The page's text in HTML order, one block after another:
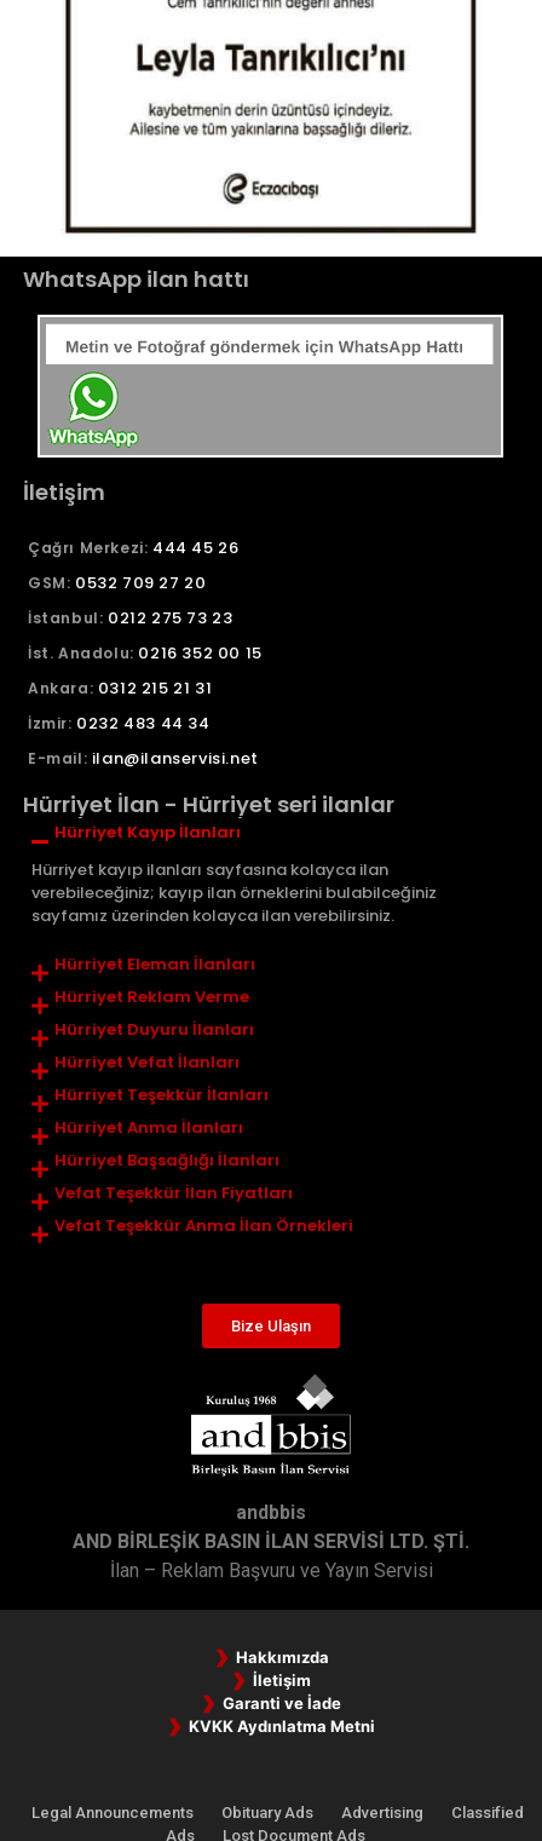
WhatsApp ilan hattı
İletişim
Çağrı Merkezi: 444 45 26
GSM: 0532 709 27 20
İstanbul: 0212 275 73 23
İst. Anadolu: 0216 352 00 15
Ankara: 0312 215 21 31
İzmir: 0232 483 44 34
E-mail: ilan@ilanservisi.net
Hürriyet İlan - Hürriyet seri ilanlar
Hürriyet Kayıp İlanları
Hürriyet kayıp ilanları sayfasına kolayca ilan
verebileceğiniz; kayıp ilan örneklerini bulabilceğiniz
sayfamız üzerinden kolayca ilan verebilirsiniz.
Hürriyet Eleman İlanları
Hürriyet Reklam Verme
Hürriyet Duyuru İlanları
Hürriyet Vefat İlanları
Hürriyet Teşekkür İlanları
Hürriyet Anma İlanları
Hürriyet Başsağlığı İlanları
Vefat Teşekkür İlan Fiyatları
Vefat Teşekkür Anma İlan Örnekleri
Bize Ulaşın
andbbis
AND BİRLEŞİK BASIN İLAN SERVİSİ LTD. ŞTİ.
İlan – Reklam Başvuru ve Yayın Servisi
Hakkımızda
İletişim
Garanti ve İade
KVKK Aydınlatma Metni
Legal Announcements Obituary Ads Advertising
Classified
Ads
Lost Document Ads